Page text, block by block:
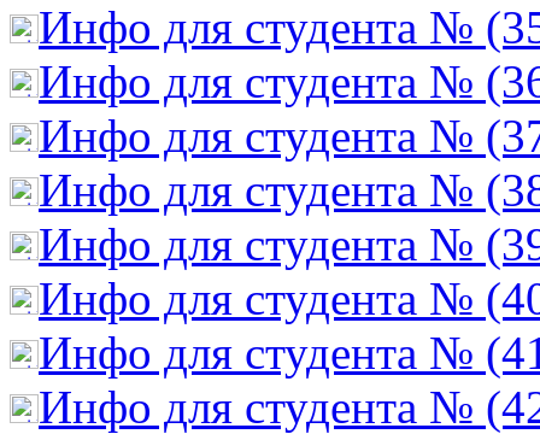
Инфо для студента №
Инфо для студента №
Инфо для студента №
Инфо для студента №
Инфо для студента №
Инфо для студента №
Инфо для студента №
Инфо для студента №